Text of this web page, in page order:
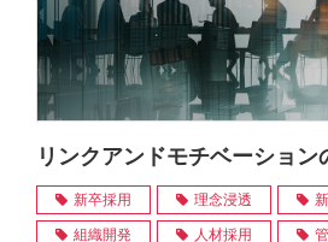
リンクアンドモチベーショ
新卒採用 理念浸透
組織開発 人材採用